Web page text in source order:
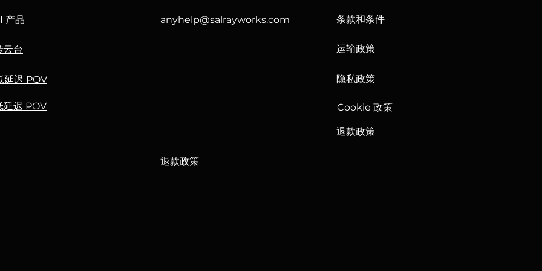
产品
云台
延迟 POV
延迟 POV
anyhelp@salrayworks.com
退款政策
条款和条件
运输政策
隐私政策
Cookie 政策
退款政策